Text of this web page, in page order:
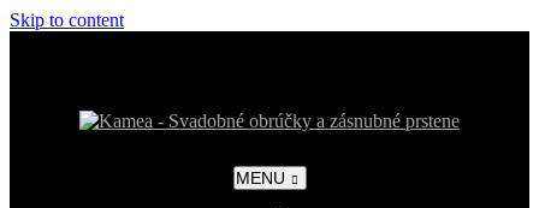
Skip to content
MENU